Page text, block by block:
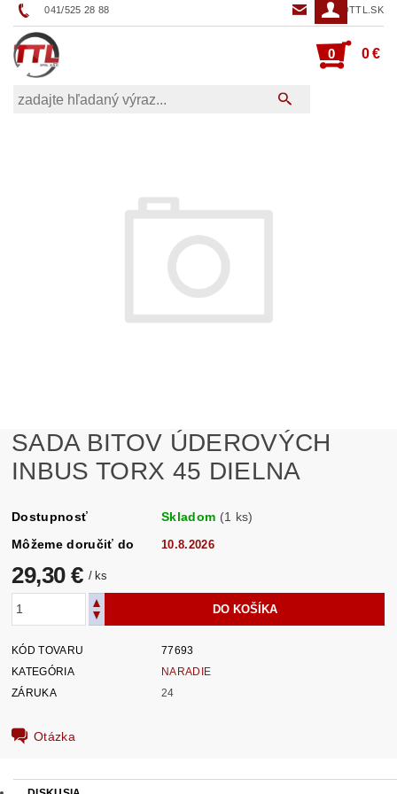
041/525 28 88 TTL@TTL.SK
0 0 €
SADA BITOV ÚDEROVÝCH
INBUS TORX 45 DIELNA
Dostupnosť Skladom (1 ks)
Môžeme doručiť do
10.8.2026
29,30 €/ ks
KÓD TOVARU
77693
KATEGÓRIA
NARADIE
ZÁRUKA
24
Otázka